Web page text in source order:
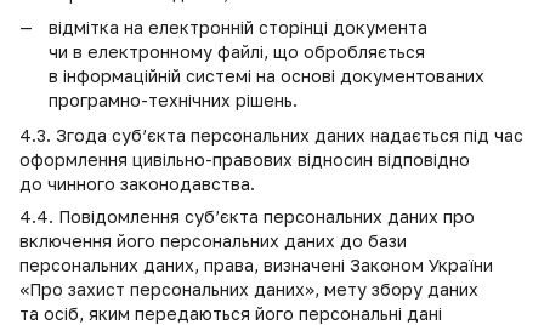
відмітка на електронній сторінці документа
чи в електронному файлі, що обробляється
в інформаційній системі на основі документованих
програмно-технічних рішень.
4.3. Згода суб’єкта персональних даних надається під час
оформлення цивільно-правових відносин відповідно
до чинного законодавства.
4.4. Повідомлення суб’єкта персональних даних про
включення його персональних даних до бази
персональних даних, права, визначені Законом України
«Про захист персональних даних», мету збору даних
та осіб, яким передаються його персональні дані